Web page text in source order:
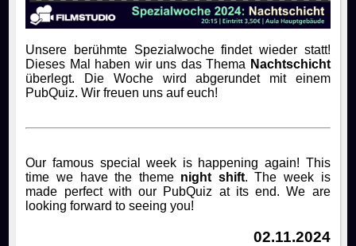
Unsere berühmte Spezialwoche findet wieder statt!
Dieses Mal haben wir uns das Thema Nachtschicht
überlegt. Die Woche wird abgerundet mit einem
PubQuiz. Wir freuen uns auf euch!
Our famous special week is happening again! This
time we have the theme night shift. The week is
made perfect with our PubQuiz at its end. We are
looking forward to seeing you!
02.11.2024